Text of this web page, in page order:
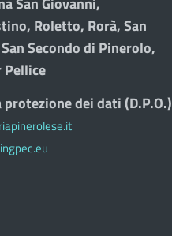
Roletto, Rorà, San
Secondo di Pinerolo,
Pellice
dei dati (D.P.O.)